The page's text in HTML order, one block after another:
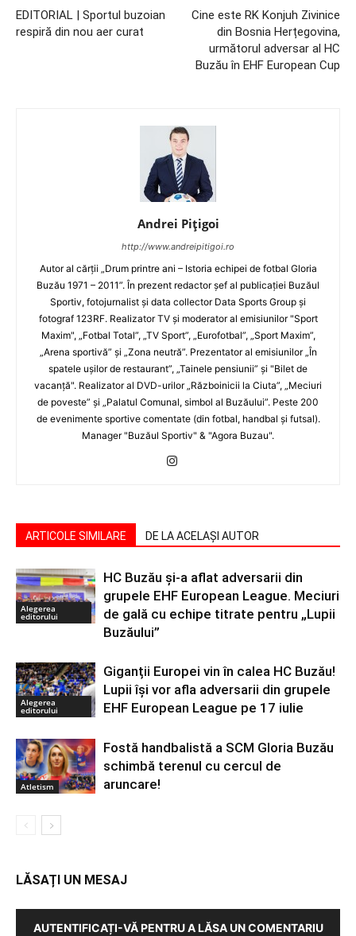
EDITORIAL | Sportul buzoian
respiră din nou aer curat
Cine este RK Konjuh Zivinice
din Bosnia Herțegovina,
următorul adversar al HC
Buzău în EHF European Cup
Andrei Pițigoi
http://www.andreipitigoi.ro
Autor al cărţii „Drum printre ani – Istoria echipei de fotbal Gloria
Buzău 1971 – 2011”. În prezent redactor şef al publicaţiei Buzăul
Sportiv, fotojurnalist şi data collector Data Sports Group şi
fotograf 123RF. Realizator TV şi moderator al emisiunilor "Sport
Maxim", „Fotbal Total”, „TV Sport”, „Eurofotbal”, „Sport Maxim”,
„Arena sportivă” şi „Zona neutră”. Prezentator al emisiunilor „În
spatele uşilor de restaurant”, „Tainele pensiunii” şi "Bilet de
vacanţă". Realizator al DVD-urilor „Războinicii la Ciuta”, „Meciuri
de poveste” şi „Palatul Comunal, simbol al Buzăului”. Peste 200
de evenimente sportive comentate (din fotbal, handbal şi futsal).
Manager "Buzăul Sportiv" & "Agora Buzau".
ARTICOLE SIMILARE DE LA ACELAȘI AUTOR
Alegerea
editorului
HC Buzău și-a aflat adversarii din
grupele EHF European League. Meciuri
de gală cu echipe titrate pentru „Lupii
Buzăului”
Alegerea
editorului
Giganții Europei vin în calea HC Buzău!
Lupii își vor afla adversarii din grupele
EHF European League pe 17 iulie
Atletism
Fostă handbalistă a SCM Gloria Buzău
schimbă terenul cu cercul de
aruncare!
LĂSAȚI UN MESAJ
AUTENTIFICAȚI-VĂ PENTRU A LĂSA UN COMENTARIU